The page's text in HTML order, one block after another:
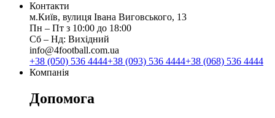
Контакти
м.Київ, вулиця Івана Виговського, 13
Пн ‒ Пт з 10:00 до 18:00
Сб ‒ Нд: Вихідний
info@4football.com.ua
+38 (050) 536 4444+38 (093) 536 4444+38 (068) 536 4444
Компанія
Допомога